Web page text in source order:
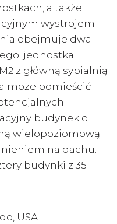
a także
wystrojem
obejmuje dwa
jednostka
z główną sypialnią
może pomieścić
budynek o
wielopoziomową
na dachu.
budynki z 35
USA